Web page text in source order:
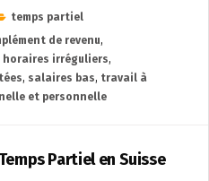
temps partiel
de revenu,
horaires irréguliers,
, salaires bas, travail à
et personnelle
Partiel en Suisse